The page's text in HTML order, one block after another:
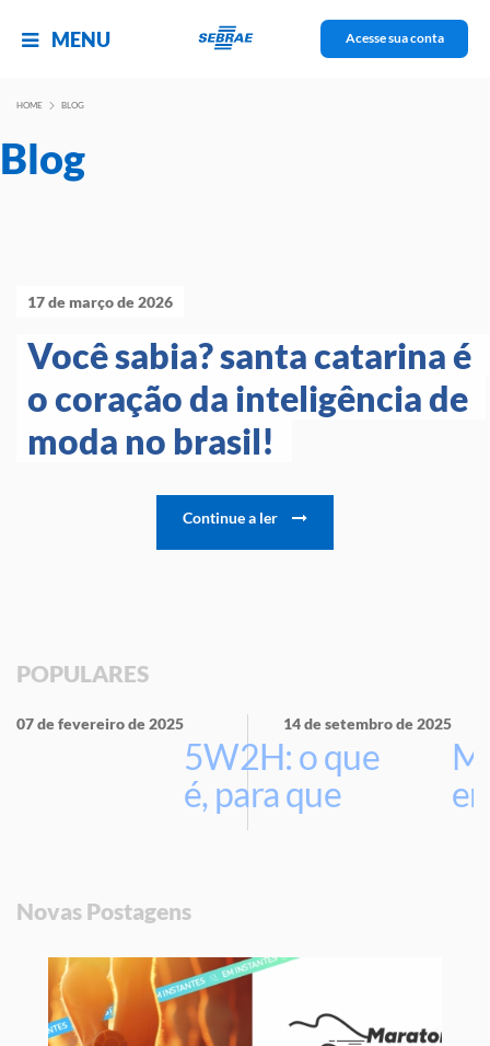
MENU Acesse sua conta
HOME BLOG
Blog
17 de março de 2026
Você sabia? santa catarina é
o coração da inteligência de
moda no brasil!
Continue a ler
POPULARES
07 de fevereiro de 2025
5W2H: o que
é, para que
serve e por
sua empresa
14 de setembro de 2025
Novas Postagens